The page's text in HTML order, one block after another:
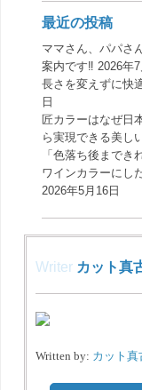
最近の投稿
ママさん、パパさ
案内です‼️ 2026年
長さを変えずに快
日
匠カラーはなぜ日
ら実現できる美し
「色落ち後までき
ワインカラーにし
2026年5月16日
Writer カット真
Written by: カット